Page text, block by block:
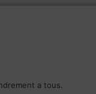
a tous.